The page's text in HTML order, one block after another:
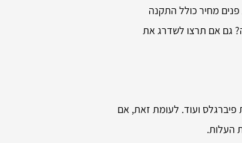
מחיר כולל התקנה
גם אם תרצו לשדרג את
ועוד. לעומת זאת, אם
העלות.